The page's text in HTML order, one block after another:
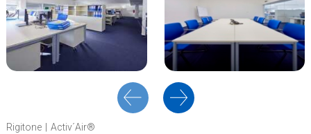
Rigitone Activ´Air®